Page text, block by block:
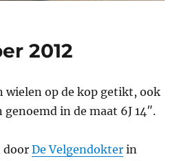
2012
wielen op de kop getikt, ook
in de maat 6J 14″.
doorDe Velgendokter in